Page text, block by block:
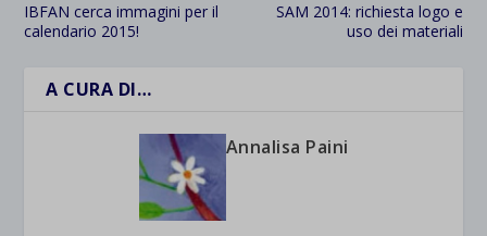
IBFAN cerca immagini per il
calendario 2015!
SAM 2014: richiesta logo e
uso dei materiali
A CURA DI…
Annalisa Paini